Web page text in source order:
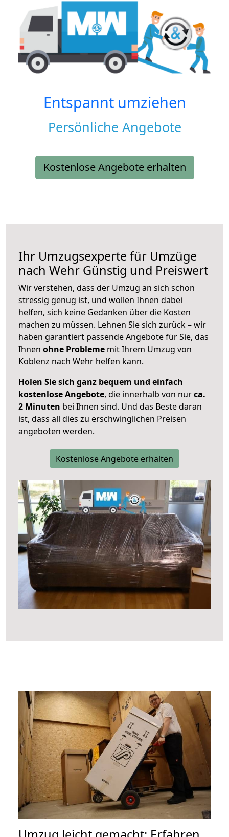
Entspannt umziehen
Persönliche Angebote
Kostenlose Angebote erhalten
Ihr Umzugsexperte für Umzüge
nach Wehr Günstig und Preiswert
Wir verstehen, dass der Umzug an sich schon
stressig genug ist, und wollen Ihnen dabei
helfen, sich keine Gedanken über die Kosten
machen zu müssen. Lehnen Sie sich zurück – wir
haben garantiert passende Angebote für Sie, das
Ihnen ohne Probleme mit Ihrem Umzug von
Koblenz nach Wehr helfen kann.
Holen Sie sich ganz bequem und einfach
kostenlose Angebote, die innerhalb von nurca.
2 Minuten bei Ihnen sind. Und das Beste daran
ist, dass all dies zu erschwinglichen Preisen
angeboten werden.
Kostenlose Angebote erhalten